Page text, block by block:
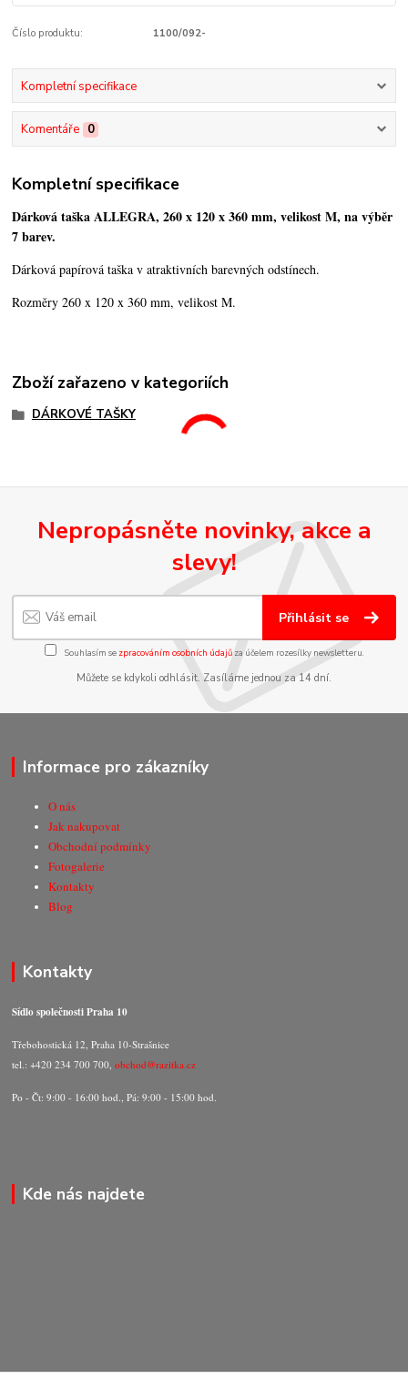
Číslo produktu: 1100/092-
Kompletní specifikace
Komentáře 0
Kompletní specifikace
Dárková taška ALLEGRA, 260 x 120 x 360 mm, velikost M, na výběr
7 barev.
Dárková papírová taška v atraktivních barevných odstínech.
Rozměry 260 x 120 x 360 mm, velikost M.
Zboží zařazeno v kategoriích
DÁRKOVÉ TAŠKY
Nepropásněte novinky, akce a
slevy!
Přihlásit se
Souhlasím se zpracováním osobních údajůza účelem rozesílky newsletteru.
Můžete se kdykoli odhlásit. Zasíláme jednou za 14 dní.
Informace pro zákazníky
O nás
Jak nakupovat
Obchodní podmínky
Fotogalerie
Kontakty
Blog
Kontakty
Sídlo společnosti Praha 10
Třebohostická 12, Praha 10-Strašnice
tel.: +420 234 700 700,obchod@razitka.cz
Po - Čt: 9:00 - 16:00 hod., Pá: 9:00 - 15:00 hod.
Kde nás najdete